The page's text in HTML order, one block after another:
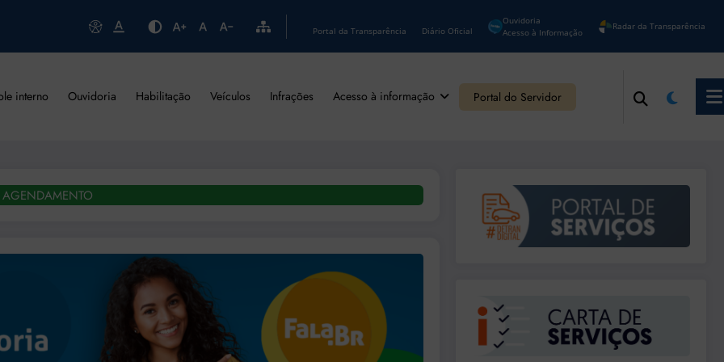
Portal da Transparência Diário Oficial
Ouvidoria
Acesso à Informação
Radar da Transparência
interno Ouvidoria Habilitação Veículos Infrações Acesso à informação Portal do Servidor
AGENDAMENTO